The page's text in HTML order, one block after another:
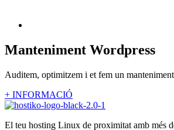
Manteniment Wordpress
Auditem, optimitzem i et fem un
+ INFORMACIÓ
El teu hosting Linux de proximitat amb més